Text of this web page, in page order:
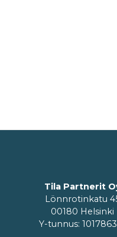
Tila Partnerit
Lönnrotinkatu
00180 Helsinki
Y-tunnus: